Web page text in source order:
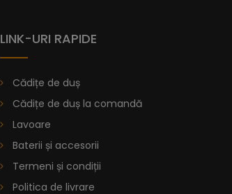
LINK-URI RAPIDE
Cădițe de duș
Cădițe de duș la comandă
Lavoare
Baterii și accesorii
Termeni și condiții
Politica de livrare